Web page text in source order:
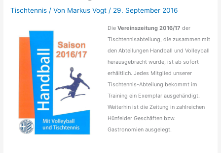
Tischtennis / Von Markus Vogt/ 29. September 2016
DieVereinszeitung 2016/17 der
Tischtennisabteilung, die zusammen mit
den Abteilungen Handball und Volleyball
herausgebracht wurde, ist ab sofort
erhältlich. Jedes Mitglied unserer
Tischtennis-Abteilung bekommt im
Training ein Exemplar ausgehändigt.
Weiterhin ist die Zeitung in zahlreichen
Hünfelder Geschäften bzw.
Gastronomien ausgelegt.